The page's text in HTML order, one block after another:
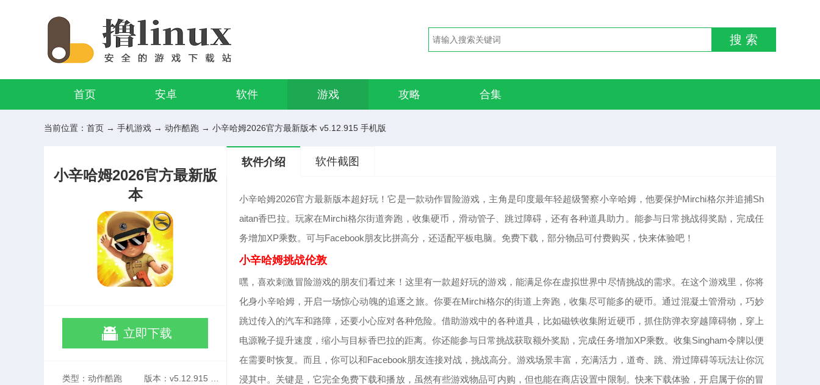
搜 索
首页 安卓 软件 游戏 攻略 合集
当前位置： 首页 → 手机游戏 → 动作酷跑 → 小辛哈姆2026官方最新版本 v5.12.915 手机版
小辛哈姆2026官方最新版
本
立即下载
类型：动作酷跑
软件介绍 软件截图
小辛哈姆2026官方最新版本超好玩！它是一款动作冒险游戏，主角是印度最年轻超级警察小辛哈姆，他要保护Mirchi格尔并追捕Sh
aitan香巴拉。玩家在Mirchi格尔街道奔跑，收集硬币，滑动管子、跳过障碍，还有各种道具助力。能参与日常挑战得奖励，完成任
务增加XP乘数。可与Facebook朋友比拼高分，还适配平板电脑。免费下载，部分物品可付费购买，快来体验吧！
小辛哈姆挑战伦敦
嘿，喜欢刺激冒险游戏的朋友们看过来！这里有一款超好玩的游戏，能满足你在虚拟世界中尽情挑战的需求。在这个游戏里，你将
化身小辛哈姆，开启一场惊心动魄的追逐之旅。你要在Mirchi格尔的街道上奔跑，收集尽可能多的硬币。通过混凝土管滑动，巧妙
跳过传入的汽车和路障，还要小心应对各种危险。借助游戏中的各种道具，比如磁铁收集附近硬币，抓住防弹衣穿越障碍物，穿上
电源靴子提升速度，缩小与目标香巴拉的距离。你还能参与日常挑战获取额外奖励，完成任务增加XP乘数。收集Singham令牌以便
在需要时恢复。而且，你可以和Facebook朋友连接对战，挑战高分。游戏场景丰富，充满活力，道奇、跳、滑过障碍等玩法让你沉
浸其中。关键是，它完全免费下载和播放，虽然有些游戏物品可内购，但也能在商店设置中限制。快来下载体验，开启属于你的冒